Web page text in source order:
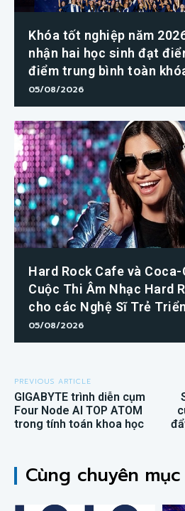
Khóa tốt nghiệp năm
nhận hai học sinh đạt
điểm trung bình toàn
05/08/2026
Hard Rock Cafe và
Cuộc Thi Âm Nhạc Hard
cho các Nghệ Sĩ Trẻ
05/08/2026
PREVIOUS ARTICLE
GIGABYTE trình diễn cụm
Four Node AI TOP ATOM
trong tính toán khoa học
Cùng chuyên mục